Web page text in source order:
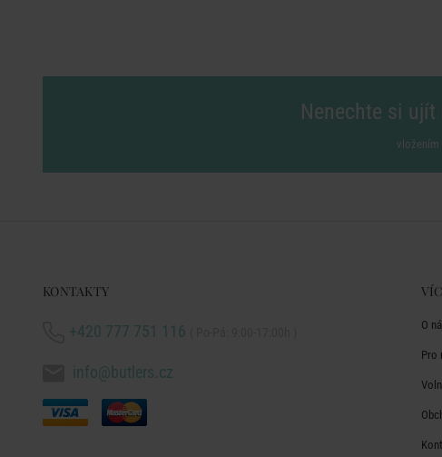
Nenechte si ujít
vložením
KONTAKTY
+420 777 751 116
info@butlers.cz
O
Pro